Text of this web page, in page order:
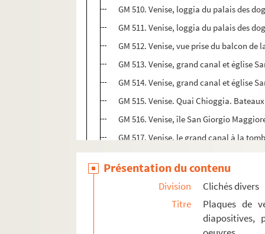
GM 510. Venise, loggia du palais des
GM 511. Venise, loggia du palais des
GM 512. Venise, vue prise du balcon
GM 513. Venise, grand canal et église
GM 514. Venise, grand canal et église
GM 515. Venise. Quai Chioggia.
GM 516. Venise, île San Giorgio
GM 517. Venise, le grand canal à la
GM 518. Venise, terrasse de café
GM 519. Venise, canal bordé de palais
GM 520. Venise. Intérieur d'église
GM 521. Venise, intérieur de la
GM 522. Venise, place Saint-Marc,
Présentation du contenu
Division
Clichés divers
Titre
Plaques de
diapositives,